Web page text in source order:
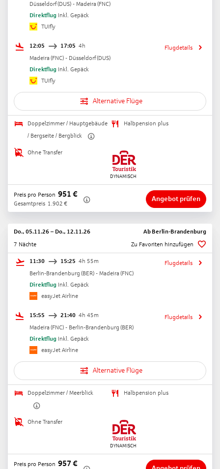
Düsseldorf(DUS) - Madeira (FNC)
Direktflug Inkl. Gepäck
TUIfly
12:05 17:05 4h
Madeira (FNC) - Düsseldorf(DUS)
Direktflug Inkl. Gepäck
TUIfly
Flugdetails
Alternative Flüge
Doppelzimmer / Hauptgebäude
/ Bergseite / Bergblick
Halbpension plus
Ohne Transfer
Preis pro Person 951 €
Gesamtpreis 1.902 €
Angebot prüfen
Do., 05.11.26 – Do., 12.11.26 Ab Berlin-Brandenburg
7 Nächte
Zu Favoriten hinzufügen
11:30 15:25 4h 55m
Berlin-Brandenburg (BER) - Madeira (FNC)
Direktflug Inkl. Gepäck
easyJet Airline
Flugdetails
15:55 21:40 4h 45m
Madeira (FNC) - Berlin-Brandenburg (BER)
Direktflug Inkl. Gepäck
easyJet Airline
Flugdetails
Alternative Flüge
Doppelzimmer / Meerblick Halbpension plus
Ohne Transfer
Preis pro Person 957 €